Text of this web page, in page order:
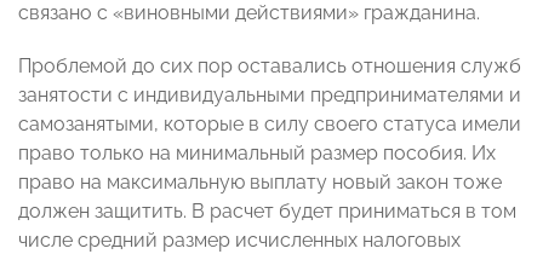
связано с «виновными действиями» гражданина.
Проблемой до сих пор оставались отношения служб
занятости с индивидуальными предпринимателями и
самозанятыми, которые в силу своего статуса имели
право только на минимальный размер пособия. Их
право на максимальную выплату новый закон тоже
должен защитить. В расчет будет приниматься в том
числе средний размер исчисленных налоговых